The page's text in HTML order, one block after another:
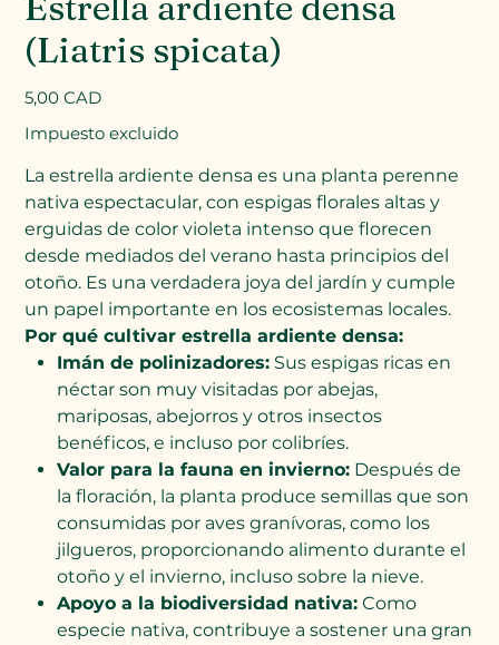
(Liatris spicata)
Precio
5,00 CAD
Impuesto excluido
La estrella ardiente densa es una planta perenne
nativa espectacular, con espigas florales altas y
erguidas de color violeta intenso que florecen
desde mediados del verano hasta principios del
otoño. Es una verdadera joya del jardín y cumple
un papel importante en los ecosistemas locales.
Por qué cultivar estrella ardiente densa:
Imán de polinizadores: Sus espigas ricas en
néctar son muy visitadas por abejas,
mariposas, abejorros y otros insectos
benéficos, e incluso por colibríes.
Valor para la fauna en invierno: Después de
la floración, la planta produce semillas que son
consumidas por aves granívoras, como los
jilgueros, proporcionando alimento durante el
otoño y el invierno, incluso sobre la nieve.
Apoyo a la biodiversidad nativa: Como
especie nativa, contribuye a sostener una gran